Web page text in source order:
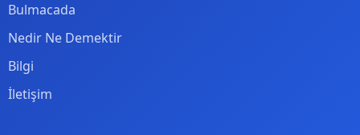
Bulmacada
Nedir Ne Demektir
Bilgi
İletişim